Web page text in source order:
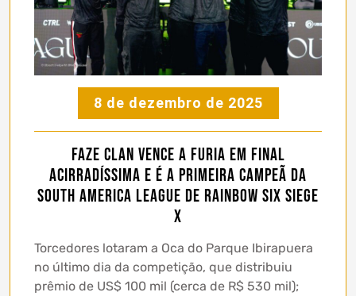
8 de dezembro de 2025
FaZe Clan vence a FURIA em final
acirradíssima e é a primeira campeã da
South America League de Rainbow Six Siege
X
Torcedores lotaram a Oca do Parque Ibirapuera
no último dia da competição, que distribuiu
prêmio de US$ 100 mil (cerca de R$ 530 mil);